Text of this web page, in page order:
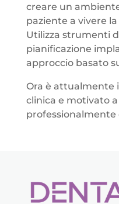
creare un
paziente a vivere
Utilizza strumenti
pianificazione
approccio basato
Ora è attualmente
clinica e motivato a
professionalmente